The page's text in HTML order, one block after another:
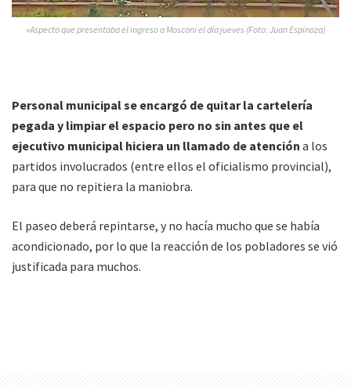
»Aspecto que presentaba el ingreso a Mosconi el día jueves (Foto: Juan Espinoza)
Personal municipal se encargó de quitar la cartelería
pegada y limpiar el espacio pero no sin antes que el
ejecutivo municipal hiciera un llamado de atención a los
partidos involucrados (entre ellos el oficialismo provincial),
para que no repitiera la maniobra.
El paseo deberá repintarse, y no hacía mucho que se había
acondicionado, por lo que la reacción de los pobladores se vió
justificada para muchos.